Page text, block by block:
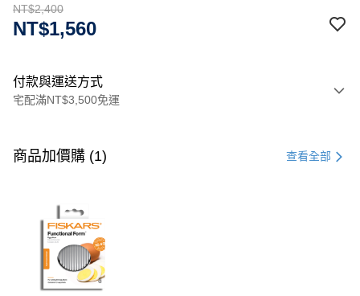
NT$2,400
NT$1,560
付款與運送方式
宅配滿NT$3,500免運
信用卡一次付款
3 期 0 利率 每期
合作金庫商業銀行
華南商業銀行
上海商業儲蓄銀行
國泰世華商業銀行
LINE Pay
Apple Pay
商品加價購 (1) 查看全部